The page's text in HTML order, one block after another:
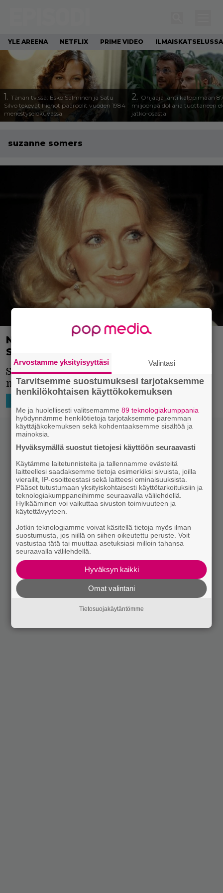
YLE AREENA NETFLIX PRIME VIDEO ILMAISKATSELUSSA
1. Tänän tv:ssä: Esko Salminen ja Satu
Silvo tekevät hienot pääroolit vuoden 1984
menestyselokuvassa
2. Ohjaaja lähti kalppimaan
miljoonaa dollaria tuottaneen
jatko-osasta
suzanne somers
Näyttelijä ja fitness-guru Suzanne
Somers, 76, on menehtynyt
Somers tienasi Thighmaster-videoillaan
miljoonien omaisuuden.
Arvostamme yksityisyyttäsi Valintasi
Tarvitsemme suostumuksesi tarjotaksemme
henkilökohtaisen käyttökokemuksen
Me ja huolellisesti valitsemamme89 teknologiakumppania
hyödynnämme henkilötietoja tarjotaksemme paremman
käyttäjäkokemuksen sekä kohdentaaksemme sisältöä ja
mainoksia.
Hyväksymällä suostut tietojesi käyttöön seuraavasti
Käytämme laitetunnisteita ja tallennamme evästeitä
laitteellesi saadaksemme tietoja esimerkiksi sivuista, joilla
vierailit, IP-osoitteestasi sekä laitteesi ominaisuuksista.
Pääset tutustumaan yksityiskohtaisesti käyttötarkoituksiin ja
teknologiakumppaneihimme seuraavalla välilehdellä.
Hylkääminen voi vaikuttaa sivuston toimivuuteen ja
käytettävyyteen.
Jotkin teknologiamme voivat käsitellä tietoja myös ilman
suostumusta, jos niillä on siihen oikeutettu peruste. Voit
vastustaa tätä tai muuttaa asetuksiasi milloin tahansa
seuraavalla välilehdellä.
Hyväksyn kaikki
Omat valintani
Tietosuojakäytäntömme